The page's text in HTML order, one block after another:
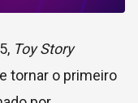
Toy Story
tornar o primeiro